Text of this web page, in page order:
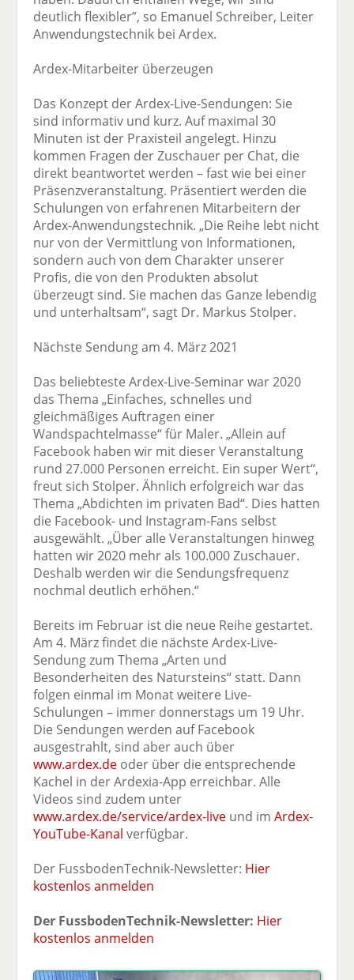
deutlich flexibler”, so Emanuel Schreiber, Leiter
Anwendungstechnik bei Ardex.
Ardex-Mitarbeiter überzeugen
Das Konzept der Ardex-Live-Sendungen: Sie
sind informativ und kurz. Auf maximal 30
Minuten ist der Praxisteil angelegt. Hinzu
kommen Fragen der Zuschauer per Chat, die
direkt beantwortet werden – fast wie bei einer
Präsenzveranstaltung. Präsentiert werden die
Schulungen von erfahrenen Mitarbeitern der
Ardex-Anwendungstechnik. „Die Reihe lebt nicht
nur von der Vermittlung von Informationen,
sondern auch von dem Charakter unserer
Profis, die von den Produkten absolut
überzeugt sind. Sie machen das Ganze lebendig
und unterhaltsam“, sagt Dr. Markus Stolper.
Nächste Sendung am 4. März 2021
Das beliebteste Ardex-Live-Seminar war 2020
das Thema „Einfaches, schnelles und
gleichmäßiges Auftragen einer
Wandspachtelmasse“ für Maler. „Allein auf
Facebook haben wir mit dieser Veranstaltung
rund 27.000 Personen erreicht. Ein super Wert“,
freut sich Stolper. Ähnlich erfolgreich war das
Thema „Abdichten im privaten Bad“. Dies hatten
die Facebook- und Instagram-Fans selbst
ausgewählt. „Über alle Veranstaltungen hinweg
hatten wir 2020 mehr als 100.000 Zuschauer.
Deshalb werden wir die Sendungsfrequenz
nochmal deutlich erhöhen.“
Bereits im Februar ist die neue Reihe gestartet.
Am 4. März findet die nächste Ardex-Live-
Sendung zum Thema „Arten und
Besonderheiten des Natursteins“ statt. Dann
folgen einmal im Monat weitere Live-
Schulungen – immer donnerstags um 19 Uhr.
Die Sendungen werden auf Facebook
ausgestrahlt, sind aber auch über
www.ardex.de oder über die entsprechende
Kachel in der Ardexia-App erreichbar. Alle
Videos sind zudem unter
www.ardex.de/service/ardex-live und imArdex-
YouTube-Kanal verfügbar.
Der FussbodenTechnik-Newsletter: Hier
kostenlos anmelden
Der FussbodenTechnik-Newsletter: Hier
kostenlos anmelden